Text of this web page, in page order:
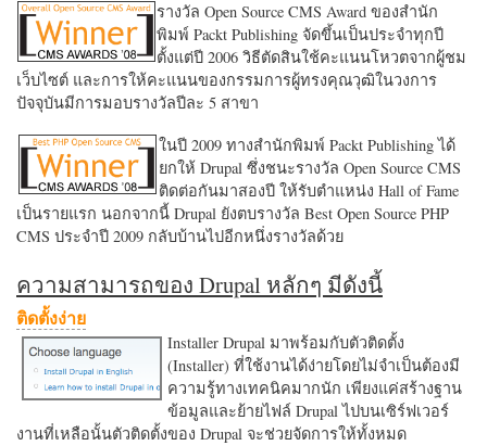
รางวัล Open Source CMS Award ของสำนัก
พิมพ์ Packt Publishing จัดขึ้นเป็นประจำทุกปี
ตั้งแต่ปี 2006 วิธีตัดสินใช้คะแนนโหวตจากผู้ชม
เว็บไซต์ และการให้คะแนนของกรรมการผู้ทรงคุณวุฒิในวงการ
ปัจจุบันมีการมอบรางวัลปีละ 5 สาขา
ในปี 2009 ทางสำนักพิมพ์ Packt Publishing ได้
ยกให้ Drupal ซึ่งชนะรางวัล Open Source CMS
ติดต่อกันมาสองปี ให้รับตำแหน่ง Hall of Fame
เป็นรายแรก นอกจากนี้ Drupal ยังตบรางวัล Best Open Source PHP
CMS ประจำปี 2009 กลับบ้านไปอีกหนึ่งรางวัลด้วย
ความสามารถของ Drupal หลักๆ มีดังนี้
ติดตั้งง่าย
Installer Drupal มาพร้อมกับตัวติดตั้ง
(Installer) ที่ใช้งานได้ง่ายโดยไม่จำเป็นต้องมี
ความรู้ทางเทคนิคมากนัก เพียงแค่สร้างฐาน
ข้อมูลและย้ายไฟล์ Drupal ไปบนเซิร์ฟเวอร์
งานที่เหลือนั้นตัวติดตั้งของ Drupal จะช่วยจัดการให้ทั้งหมด